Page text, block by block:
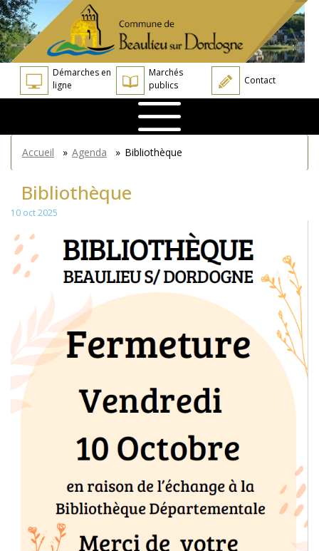
Aller
au
contenu
principal
Démarches en
ligne
Marchés
publics
Contact
You
are
here
Accueil » Agenda » Bibliothèque
Bibliothèque
10 oct 2025
Panneau de gestion des cookies